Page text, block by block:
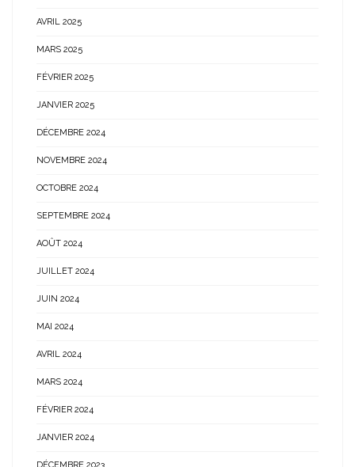
AVRIL 2025
MARS 2025
FÉVRIER 2025
JANVIER 2025
DÉCEMBRE 2024
NOVEMBRE 2024
OCTOBRE 2024
SEPTEMBRE 2024
AOÛT 2024
JUILLET 2024
JUIN 2024
MAI 2024
AVRIL 2024
MARS 2024
FÉVRIER 2024
JANVIER 2024